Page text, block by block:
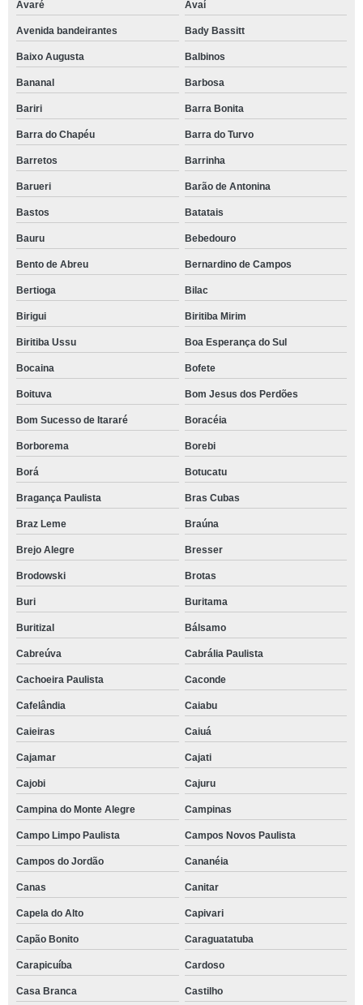
Avaré Avaí
Avenida bandeirantes Bady Bassitt
Baixo Augusta Balbinos
Bananal Barbosa
Bariri Barra Bonita
Barra do Chapéu Barra do Turvo
Barretos Barrinha
Barueri Barão de Antonina
Bastos Batatais
Bauru Bebedouro
Bento de Abreu Bernardino de Campos
Bertioga Bilac
Birigui Biritiba Mirim
Biritiba Ussu Boa Esperança do Sul
Bocaina Bofete
Boituva Bom Jesus dos Perdões
Bom Sucesso de Itararé Boracéia
Borborema Borebi
Borá Botucatu
Bragança Paulista Bras Cubas
Braz Leme Braúna
Brejo Alegre Bresser
Brodowski Brotas
Buri Buritama
Buritizal Bálsamo
Cabreúva Cabrália Paulista
Cachoeira Paulista Caconde
Cafelândia Caiabu
Caieiras Caiuá
Cajamar Cajati
Cajobi Cajuru
Campina do Monte Alegre Campinas
Campo Limpo Paulista Campos Novos Paulista
Campos do Jordão Cananéia
Canas Canitar
Capela do Alto Capivari
Capão Bonito Caraguatatuba
Carapicuíba Cardoso
Casa Branca Castilho